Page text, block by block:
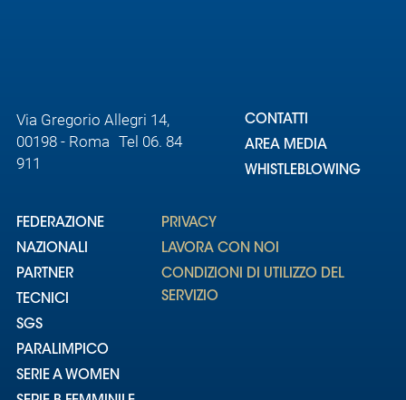
Via Gregorio Allegri 14,
00198 - Roma Tel 06. 84
911
CONTATTI
AREA MEDIA
WHISTLEBLOWING
FEDERAZIONE
NAZIONALI
PARTNER
TECNICI
SGS
PARALIMPICO
SERIE A WOMEN
PRIVACY
LAVORA CON NOI
CONDIZIONI DI UTILIZZO DEL
SERVIZIO